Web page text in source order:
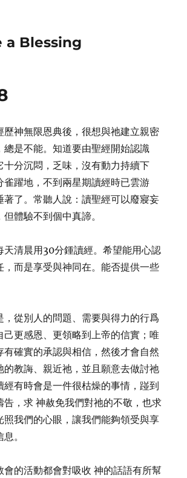
a Blessing
歷神無限恩典後，很想與祂建立親密
總是不能。知道要由聖經開始認識
十分沉悶，乏味，沒有動力持續下
雀躍地，不到兩星期讀經時已雲游
著了。常聽人說：讀聖經可以廢寢妄
體驗不到個中真諦。
天清晨用30分鍾讀經。希望能用心認
，而是享受與神同在。能否提供一些
，從別人的問題、需要與得力的行爲
己更感恩、更領略到上帝的信實；唯
有確實的承認與相信，然後才會自然
的教誨、親近祂，並且願意去做討祂
經有時會是一件很枯燥的事情，踫到
告，求 神赦免我們對祂的不敬，也求
照我們的心眼，讓我們能夠領受與享
。
會的活動都會對吸收 神的話語有所幫